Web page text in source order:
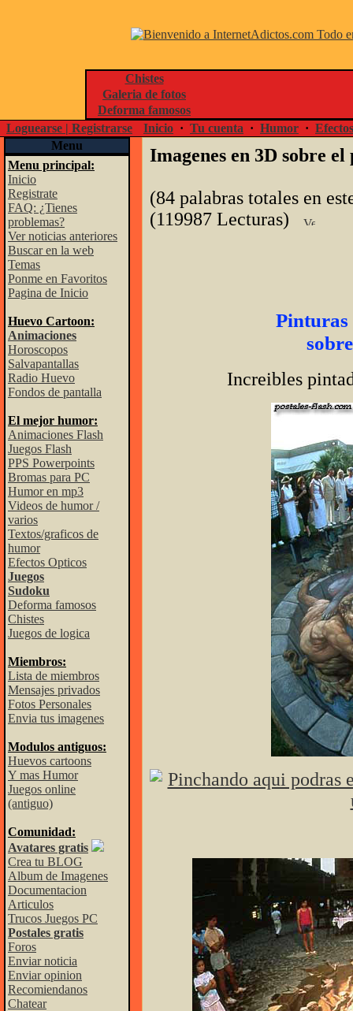
Chistes
Galeria de fotos
Deforma famosos
Loguearse | Registrarse
Inicio · Tu cuenta · Humor ·
Menu
Menu principal:
Inicio
Registrate
FAQ: ¿Tienes
problemas?
Ver noticias anteriores
Buscar en la web
Temas
Ponme en Favoritos
Pagina de Inicio
Huevo Cartoon:
Animaciones
Horoscopos
Salvapantallas
Radio Huevo
Fondos de pantalla
El mejor humor:
Animaciones Flash
Juegos Flash
PPS Powerpoints
Bromas para PC
Humor en mp3
Videos de humor /
varios
Textos/graficos de
humor
Efectos Opticos
Juegos
Sudoku
Deforma famosos
Chistes
Juegos de logica
Miembros:
Lista de miembros
Mensajes privados
Fotos Personales
Envia tus imagenes
Modulos antiguos:
Huevos cartoons
Y mas Humor
Juegos online
(antiguo)
Comunidad:
Avatares gratis
Crea tu BLOG
Album de Imagenes
Documentacion
Articulos
Trucos Juegos PC
Postales gratis
Foros
Enviar noticia
Enviar opinion
Recomiendanos
Chatear
Imagenes en 3D sobre
(84 palabras totales en
(119987 Lecturas)
Pinturas
Increibles